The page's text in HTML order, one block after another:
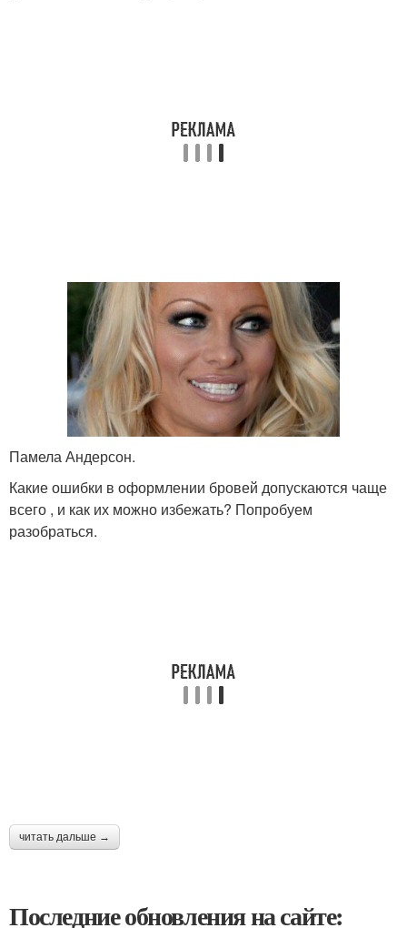
Памела Андерсон.
Какие ошибки в оформлении бровей допускаются чаще
всего , и как их можно избежать? Попробуем
разобраться.
читать дальше →
Последние обновления на сайте: